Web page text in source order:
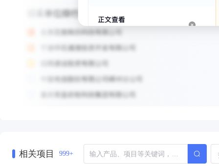
相关项目 999+